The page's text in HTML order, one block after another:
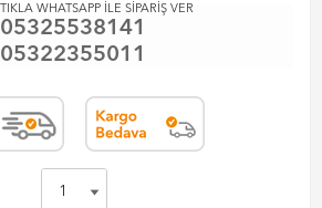
TIKLA WHATSAPP İLE SİPARİŞ VER
05325538141
05322355011